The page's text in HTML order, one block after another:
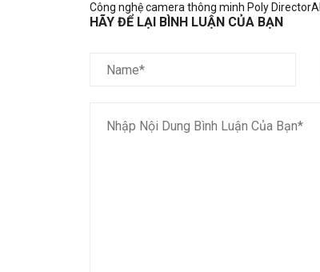
Công nghệ camera thông minh Poly DirectorAI
HÃY ĐỂ LẠI BÌNH LUẬN CỦA BẠN